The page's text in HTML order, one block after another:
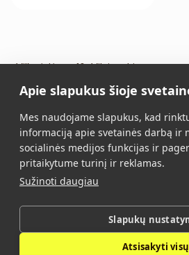
Vilkpėdės g. 10, Vilnius Lietuva
Tel.:+370 5 213 2649
El. paštas:info@vidalis.lt
Pagrindinis Visi
Apie mus
Apie slapukus šioje
Mes naudojame slapukus, kad
informaciją apie svetainės darbą ir
socialinės medijos funkcijas ir
pritaikytume turinį ir reklamas.
Sužinoti daugiau
Slapukų
Atsisakyti visų